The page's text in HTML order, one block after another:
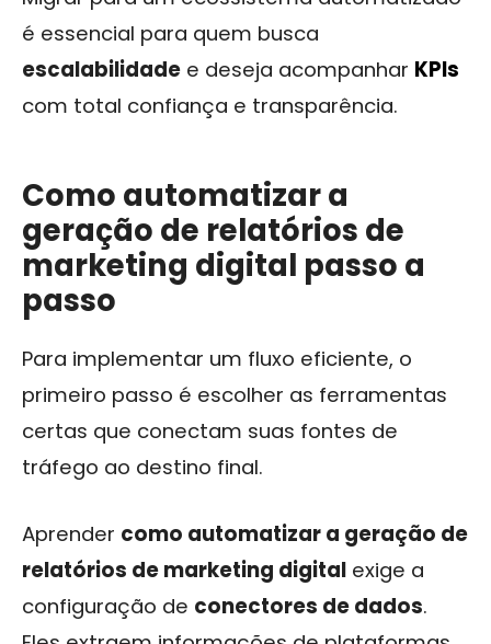
é essencial para quem busca
escalabilidade e deseja acompanhar KPIs
com total confiança e transparência.
Como automatizar a
geração de relatórios de
marketing digital passo a
passo
Para implementar um fluxo eficiente, o
primeiro passo é escolher as ferramentas
certas que conectam suas fontes de
tráfego ao destino final.
Aprender como automatizar a geração de
relatórios de marketing digital exige a
configuração de conectores de dados.